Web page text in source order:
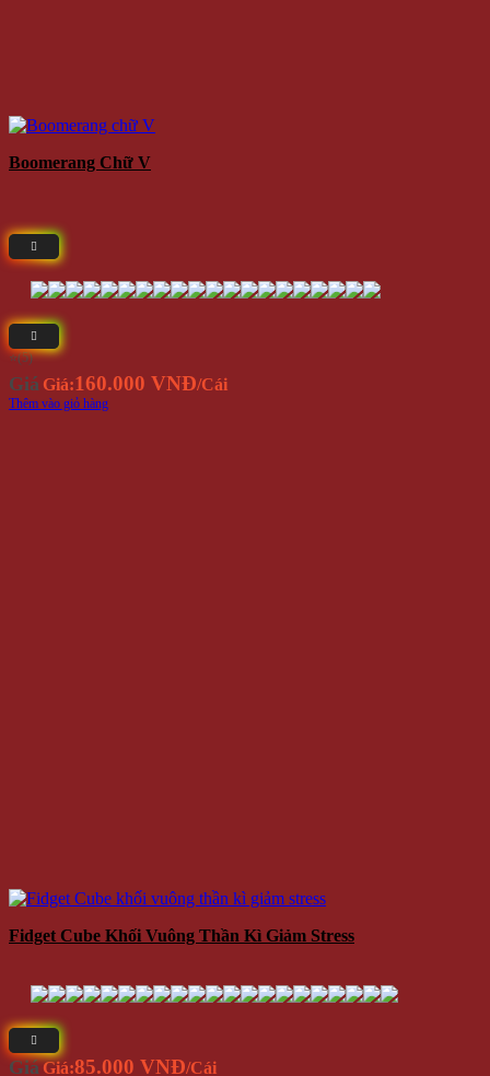
Boomerang Chữ V
⭐(5)
Giá Giá:160.000 VNĐ/Cái
Thêm vào giỏ hàng
Fidget Cube Khối Vuông Thần Kì Giảm Stress
Giá Giá:85.000 VNĐ/Cái